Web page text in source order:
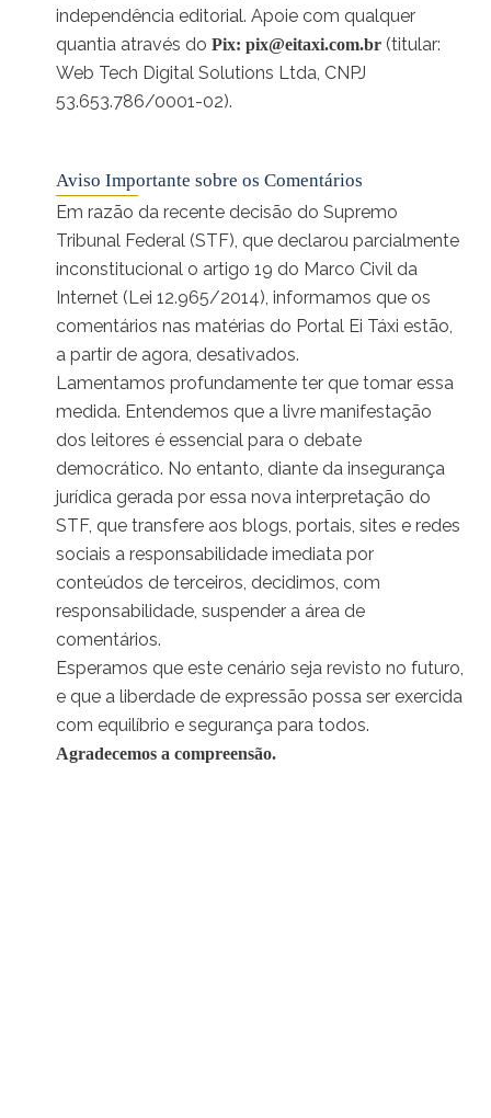
independência editorial. Apoie com qualquer
quantia através doPix:pix@eitaxi.com.br (titular:
Web Tech Digital Solutions Ltda, CNPJ
53.653.786/0001-02).
Aviso Importante sobre os Comentários
Em razão da recente decisão do Supremo
Tribunal Federal (STF), que declarou parcialmente
inconstitucional o artigo 19 do Marco Civil da
Internet (Lei 12.965/2014), informamos que os
comentários nas matérias do Portal Ei Táxi estão,
a partir de agora, desativados.
Lamentamos profundamente ter que tomar essa
medida. Entendemos que a livre manifestação
dos leitores é essencial para o debate
democrático. No entanto, diante da insegurança
jurídica gerada por essa nova interpretação do
STF, que transfere aos blogs, portais, sites e redes
sociais a responsabilidade imediata por
conteúdos de terceiros, decidimos, com
responsabilidade, suspender a área de
comentários.
Esperamos que este cenário seja revisto no futuro,
e que a liberdade de expressão possa ser exercida
com equilíbrio e segurança para todos.
Agradecemos a compreensão.